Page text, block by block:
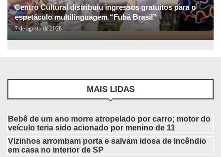
Centro Cultural distribuiu ingressos gratuitos para o
espetáculo multilinguagem “Fubá Brasil”
7 de agosto de 2026
MAIS LIDAS
Bebê de um ano morre atropelado por carro; motor do
veículo teria sido acionado por menino de 11
Vizinhos arrombam porta e salvam idosa de incêndio
em casa no interior de SP